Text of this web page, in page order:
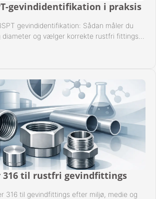
M.M.
gevindidentifikation i praksis
gevindidentifikation: Sådan måler du
diameter og vælger korrekte rustfri fittings
316 til rustfri gevindfittings
316 til gevindfittings efter miljø, medie og